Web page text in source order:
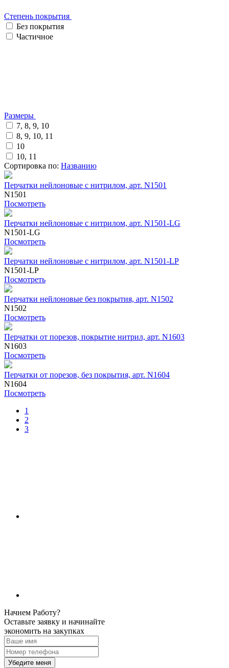
Степень покрытия
Без покрытия
Частичное
Размеры
7, 8, 9, 10
8, 9, 10, 11
10
10, 11
Сортировка по: Названию
Перчатки нейлоновые с нитрилом, арт. N1501
N1501
Посмотреть
Перчатки нейлоновые с нитрилом, арт. N1501-LG
N1501-LG
Посмотреть
Перчатки нейлоновые с нитрилом, арт. N1501-LP
N1501-LP
Посмотреть
Перчатки нейлоновые без покрытия, арт. N1502
N1502
Посмотреть
Перчатки от порезов, покрытие нитрил, арт. N1603
N1603
Посмотреть
Перчатки от порезов, без покрытия, арт. N1604
N1604
Посмотреть
1
2
3
Начнем Работу?
Оставьте заявку и начинайте
экономить на закупках
Убедите меня